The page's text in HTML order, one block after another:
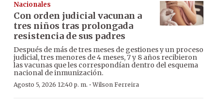
Nacionales
Con orden judicial vacunan a
tres niños tras prolongada
resistencia de sus padres
Después de más de tres meses de gestiones y un proceso
judicial, tres menores de 4 meses, 7 y 8 años recibieron
las vacunas que les correspondían dentro del esquema
nacional de inmunización.
Agosto 5, 2026 12:40 p. m. ·Wilson Ferreira